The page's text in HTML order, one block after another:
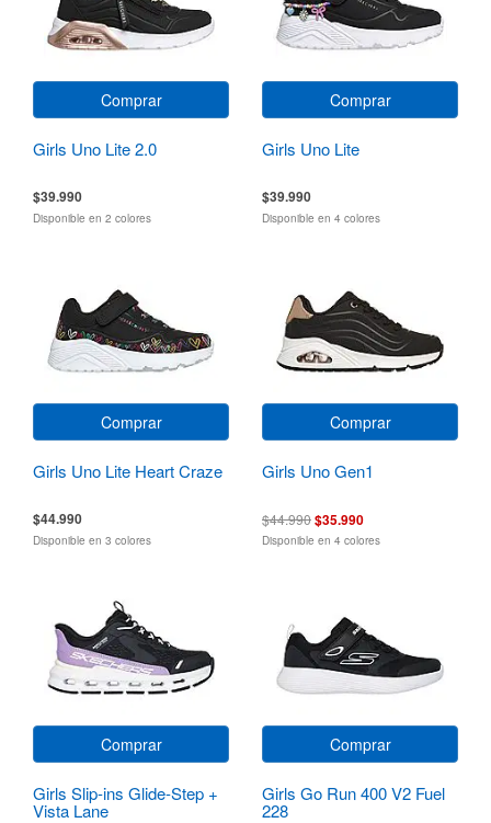
Comprar
Girls Uno Lite 2.0
$39.990
Disponible en 2 colores
Comprar
Girls Uno Lite
$39.990
Disponible en 4 colores
Comprar
Girls Uno Lite Heart Craze
$44.990
Disponible en 3 colores
Comprar
Girls Uno Gen1
$44.990$35.990
Disponible en 4 colores
Comprar
Girls Slip-ins Glide-Step +
Vista Lane
Comprar
Girls Go Run 400 V2 Fuel
228